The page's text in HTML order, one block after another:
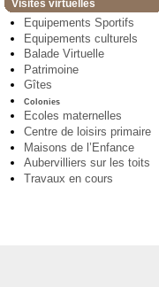
Visites virtuelles
Equipements Sportifs
Equipements culturels
Balade Virtuelle
Patrimoine
Gîtes
Colonies
Ecoles maternelles
Centre de loisirs primaire
Maisons de l’Enfance
Aubervilliers sur les toits
Travaux en cours